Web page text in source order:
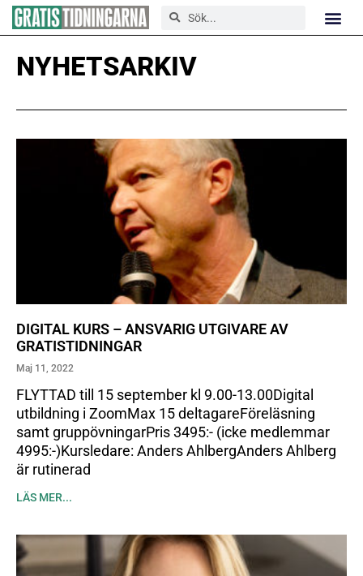
NYHETSARKIV
DIGITAL KURS – ANSVARIG UTGIVARE AV
GRATISTIDNINGAR
Maj 11, 2022
FLYTTAD till 15 september kl 9.00-13.00Digital
utbildning i ZoomMax 15 deltagareFöreläsning
samt gruppövningarPris 3495:- (icke medlemmar
4995:-)Kursledare: Anders AhlbergAnders Ahlberg
är rutinerad
LÄS MER...